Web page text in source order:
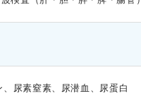
、尿素窒素、尿潜血、尿蛋白